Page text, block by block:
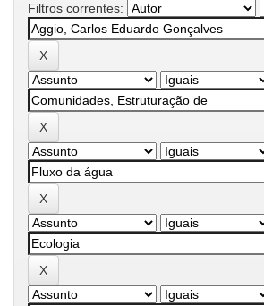
Filtros correntes: